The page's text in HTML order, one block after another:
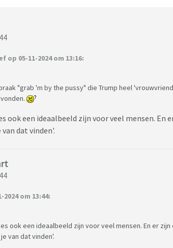
05-11-2024 om 13:16:
"grab 'm by the pussy" die Trump heel
ook een ideaalbeeld zijn voor veel mensen. En
dat vinden'.
om 13:44:
ook een ideaalbeeld zijn voor veel mensen. En er
van dat vinden'.